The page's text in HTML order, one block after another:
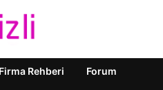
Firma Rehberi Forum